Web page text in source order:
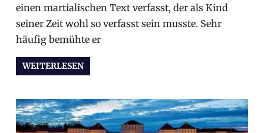
einen martialischen Text verfasst, der als Kind
seiner Zeit wohl so verfasst sein musste. Sehr
häufig bemühte er
WEITERLESEN